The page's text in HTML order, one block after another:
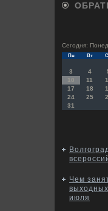
Сегодня:
Пн Вт
3
4
10
11
17
18
24
25
31
Чем
июля